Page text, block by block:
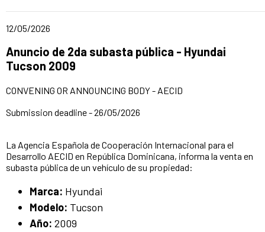
Date of publication of the news item
12/05/2026
Title of the announcement:
Anuncio de 2da subasta pública - Hyundai
Tucson 2009
CONVENING OR ANNOUNCING BODY - AECID
Submission deadline - 26/05/2026
La Agencia Española de Cooperación Internacional para el
Desarrollo AECID en República Dominicana, informa la venta en
subasta pública de un vehículo de su propiedad:
Marca: Hyundai
Modelo: Tucson
Año: 2009